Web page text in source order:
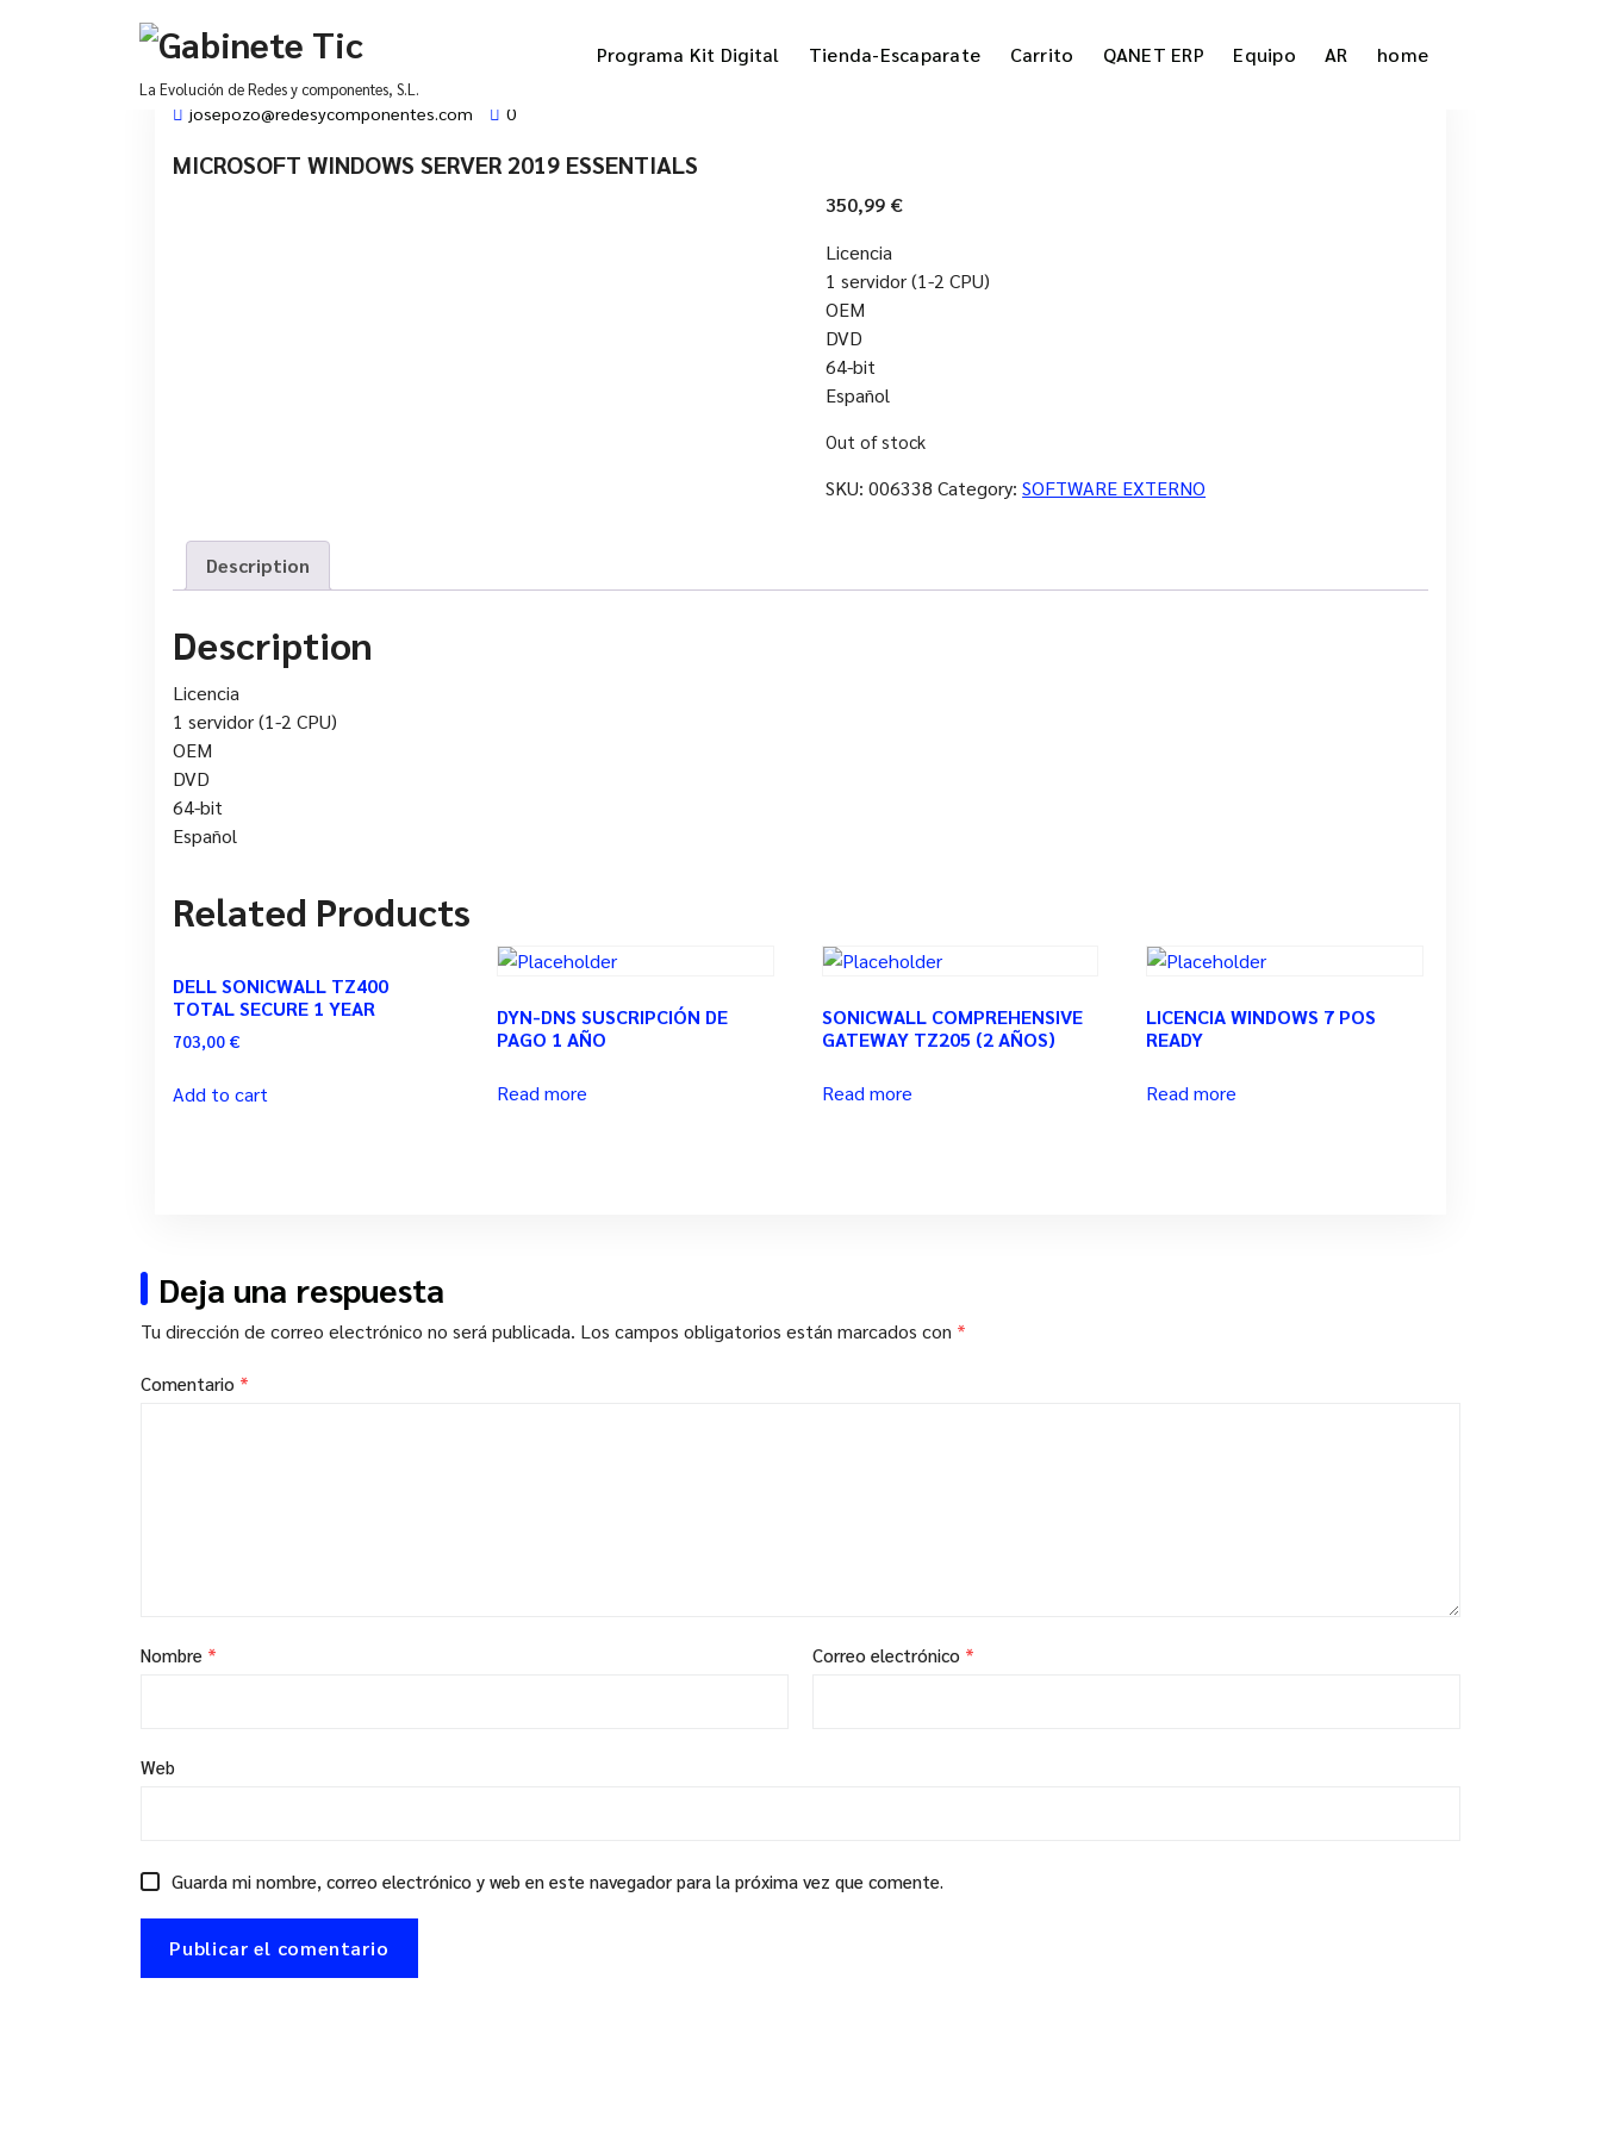
La Evolución de Redes y componentes, S.L.
Programa Kit Digital Tienda-Escaparate Carrito QANET ERP Equipo AR home
28 Mar, 2022
josepozo@redesycomponentes.com 0
MICROSOFT WINDOWS SERVER 2019 ESSENTIALS
350,99 €
Licencia
1 servidor (1-2 CPU)
OEM
DVD
64-bit
Español
Out of stock
SKU:006338 Category:SOFTWARE EXTERNO
Description
Description
Licencia
1 servidor (1-2 CPU)
OEM
DVD
64-bit
Español
Related Products
DELL SONICWALL TZ400
TOTAL SECURE 1 YEAR
703,00 €
Add to cart
DYN-DNS SUSCRIPCIÓN DE
PAGO 1 AÑO
Read more
SONICWALL COMPREHENSIVE
GATEWAY TZ205 (2 AÑOS)
Read more
LICENCIA WINDOWS 7 POS
READY
Read more
Deja una respuesta
Tu dirección de correo electrónico no será publicada. Los campos obligatorios están marcados con *
Comentario *
Nombre * Correo electrónico *
Web
Guarda mi nombre, correo electrónico y web en este navegador para la próxima vez que comente.